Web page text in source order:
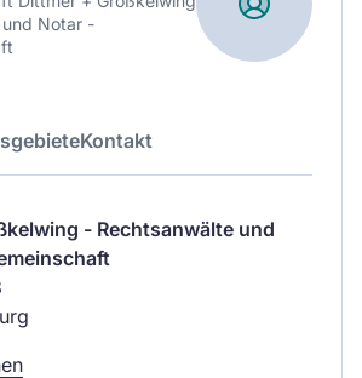
Notar -
Kontakt
- Rechtsanwälte und